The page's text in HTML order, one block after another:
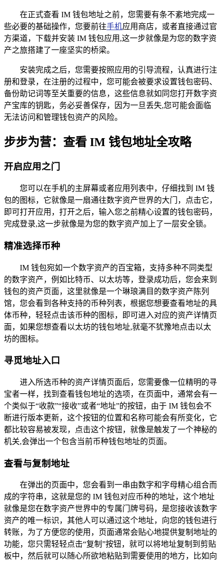
在正式查看 IM 钱包地址之前，您需要有条不紊地完成一
些必要的基础操作，您要前往手机应用商店，或者直接通过官
方渠道，下载并安装 IM 钱包应用,这一步就像是为您的数字资
产之旅搭建了一座坚实的桥梁。
安装完成之后，您需要按照应用的引导流程，认真进行注
册和登录，在注册的过程中，您可能会被要求设置钱包密码、
备份助记词等至关重要的信息，这些信息就如同您打开数字资
产宝库的钥匙，务必妥善保存，因为一旦丢失,您可能会面临
无法访问和管理钱包资产的风险。
步步为营：查看 IM 钱包地址全攻略
开启应用之门
您可以在手机的主屏幕或者应用列表中，仔细找到 IM 钱
包的图标，它就像是一扇通往数字资产世界的大门，点击它，
即可打开应用，打开之后，输入您之前精心设置的钱包密码，
完成登录,这一步就像是为您的数字资产加上了一层安全锁。
精准选择币种
IM 钱包宛如一个数字资产的百宝箱，支持多种不同类型
的数字资产，例如比特币、以太坊等，登录成功后，您会来到
钱包的资产页面，这里就像是一个琳琅满目的数字资产陈列
馆，您会看到各种支持的币种列表，根据您想要查看地址的具
体币种，轻轻点击该币种的图标，即可进入对应的资产详情页
面，如果您想查看以太坊的钱包地址,就毫不犹豫地点击以太
坊的图标。
寻觅地址入口
进入所选币种的资产详情页面后，您需要像一位精明的寻
宝者一样，找到查看钱包地址的选项，在页面中，通常会有一
个类似于“收款”“接收”或者“地址”的按钮，由于 IM 钱包会不
断进行版本更新，这个按钮的位置和名称可能会有所变化，它
都比较容易被发现，点击这个按钮，就像是触发了一个神秘的
机关,会弹出一个包含当前币种钱包地址的页面。
查看与复制地址
在弹出的页面中，您会看到一串由数字和字母精心组合而
成的字符串，这就是您的 IM 钱包对应币种的地址，这个地址
就像是您在数字资产世界中的专属门牌号码，是您接收该数字
资产的唯一标识，其他人可以通过这个地址，向您的钱包进行
转账，为了方便您的使用，页面通常会贴心地提供复制地址的
功能，您只需轻轻点击“复制”按钮，就可以将地址复制到剪贴
板中，然后就可以随心所欲地粘贴到需要使用的地方，比如向